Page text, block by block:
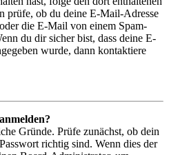
prüfe, ob du deine E-Mail-Adresse
die E-Mail von einem Spam-
du dir sicher bist, dass deine E-
wurde, dann kontaktiere
Gründe. Prüfe zunächst, ob dein
richtig sind. Wenn dies der